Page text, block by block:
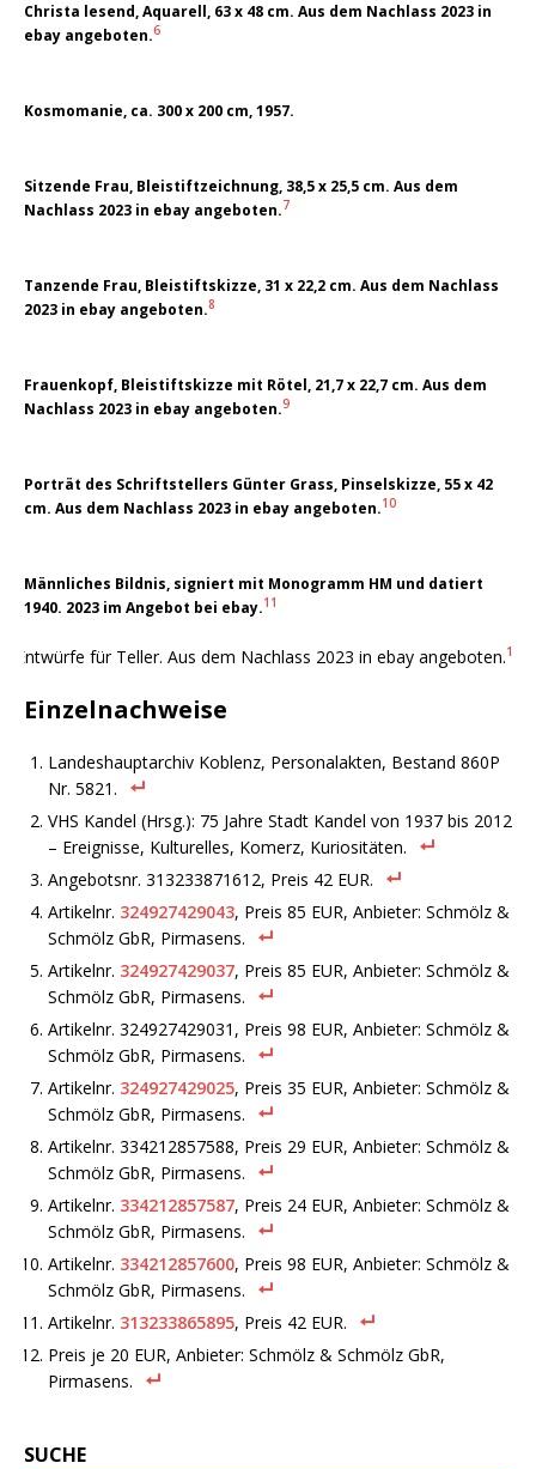
Christa lesend, Aquarell, 63 x 48 cm. Aus dem Nachlass 2023 in
ebay angeboten.6
Kosmomanie, ca. 300 x 200 cm, 1957.
Sitzende Frau, Bleistiftzeichnung, 38,5 x 25,5 cm. Aus dem
Nachlass 2023 in ebay angeboten.7
Tanzende Frau, Bleistiftskizze, 31 x 22,2 cm. Aus dem Nachlass
2023 in ebay angeboten.8
Frauenkopf, Bleistiftskizze mit Rötel, 21,7 x 22,7 cm. Aus dem
Nachlass 2023 in ebay angeboten.9
Porträt des Schriftstellers Günter Grass, Pinselskizze, 55 x 42
cm. Aus dem Nachlass 2023 in ebay angeboten.10
Männliches Bildnis, signiert mit Monogramm HM und datiert
1940. 2023 im Angebot bei ebay.11
Entwürfe für Teller. Aus dem Nachlass 2023 in ebay angeboten.12
Einzelnachweise
Landeshauptarchiv Koblenz, Personalakten, Bestand 860P
Nr. 5821.
VHS Kandel (Hrsg.): 75 Jahre Stadt Kandel von 1937 bis 2012
– Ereignisse, Kulturelles, Komerz, Kuriositäten.
Angebotsnr. 313233871612, Preis 42 EUR.
Artikelnr. 324927429043, Preis 85 EUR, Anbieter: Schmölz &
Schmölz GbR, Pirmasens.
Artikelnr. 324927429037, Preis 85 EUR, Anbieter: Schmölz &
Schmölz GbR, Pirmasens.
Artikelnr. 324927429031, Preis 98 EUR, Anbieter: Schmölz &
Schmölz GbR, Pirmasens.
Artikelnr. 324927429025, Preis 35 EUR, Anbieter: Schmölz &
Schmölz GbR, Pirmasens.
Artikelnr. 334212857588, Preis 29 EUR, Anbieter: Schmölz &
Schmölz GbR, Pirmasens.
Artikelnr. 334212857587, Preis 24 EUR, Anbieter: Schmölz &
Schmölz GbR, Pirmasens.
Artikelnr. 334212857600, Preis 98 EUR, Anbieter: Schmölz &
Schmölz GbR, Pirmasens.
Artikelnr. 313233865895, Preis 42 EUR.
Preis je 20 EUR, Anbieter: Schmölz & Schmölz GbR,
Pirmasens.
SUCHE